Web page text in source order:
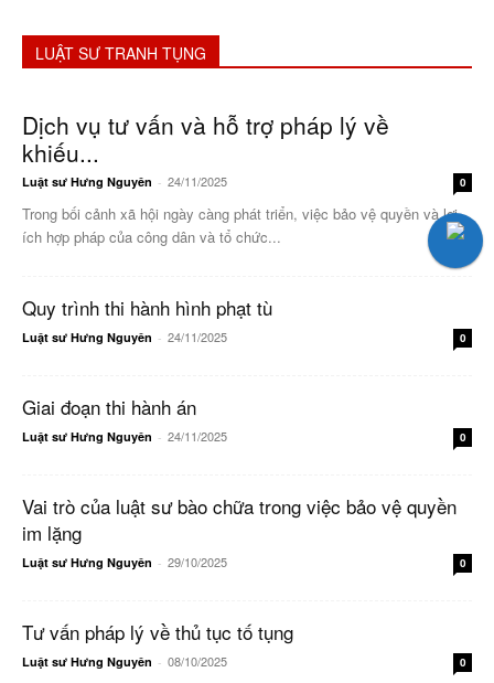
LUẬT SƯ TRANH TỤNG
Dịch vụ tư vấn và hỗ trợ pháp lý về
khiếu...
Luật sư Hưng Nguyên - 24/11/2025 0
Trong bối cảnh xã hội ngày càng phát triển, việc bảo vệ quyền và lợi
ích hợp pháp của công dân và tổ chức...
Quy trình thi hành hình phạt tù
Luật sư Hưng Nguyên - 24/11/2025 0
Giai đoạn thi hành án
Luật sư Hưng Nguyên - 24/11/2025 0
Vai trò của luật sư bào chữa trong việc bảo vệ quyền
im lặng
Luật sư Hưng Nguyên - 29/10/2025 0
Tư vấn pháp lý về thủ tục tố tụng
Luật sư Hưng Nguyên - 08/10/2025 0